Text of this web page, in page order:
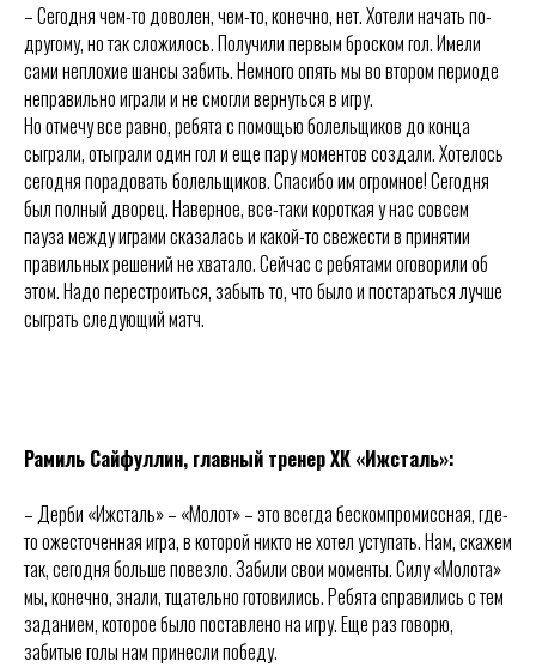
– Сегодня чем-то доволен, чем-то, конечно, нет. Хотели начать по-
другому, но так сложилось. Получили первым броском гол. Имели
сами неплохие шансы забить. Немного опять мы во втором периоде
неправильно играли и не смогли вернуться в игру.
Но отмечу все равно, ребята с помощью болельщиков до конца
сыграли, отыграли один гол и еще пару моментов создали. Хотелось
сегодня порадовать болельщиков. Спасибо им огромное! Сегодня
был полный дворец. Наверное, все-таки короткая у нас совсем
пауза между играми сказалась и какой-то свежести в принятии
правильных решений не хватало. Сейчас с ребятами оговорили об
этом. Надо перестроиться, забыть то, что было и постараться лучше
сыграть следующий матч.
Рамиль Сайфуллин, главный тренер ХК «Ижсталь»:
– Дерби «Ижсталь» – «Молот» – это всегда бескомпромиссная, где-
то ожесточенная игра, в которой никто не хотел уступать. Нам, скажем
так, сегодня больше повезло. Забили свои моменты. Силу «Молота»
мы, конечно, знали, тщательно готовились. Ребята справились с тем
заданием, которое было поставлено на игру. Еще раз говорю,
забитые голы нам принесли победу.
ХК«Ижсталь»
Тренерский штаб
НМХК«Прогресс»
по хоккею
ВКонтакте
НМХЛ
ВХЛ
КХЛ
НХЛ
Всё о хоккее
Социальные проекты
Фото
Фан-зона
Акции для
болельщиков